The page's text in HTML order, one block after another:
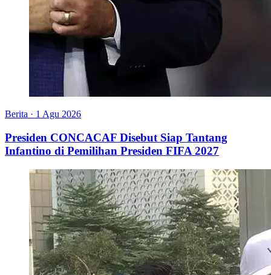
Berita · 1 Agu 2026
Presiden CONCACAF Disebut Siap Tantang
Infantino di Pemilihan Presiden FIFA 2027